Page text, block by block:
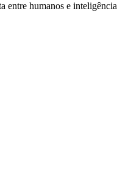
entre humanos e inteligência